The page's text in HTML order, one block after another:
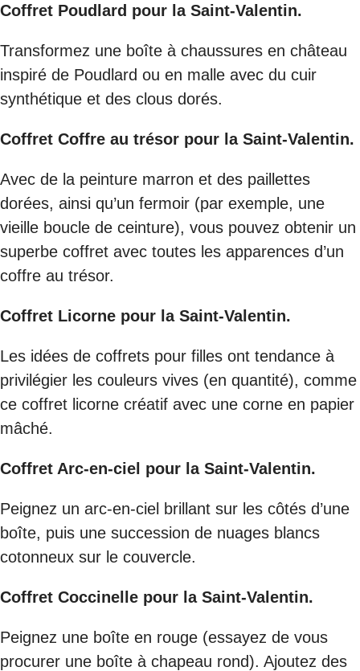
Coffret Poudlard pour la Saint-Valentin.
Transformez une boîte à chaussures en château
inspiré de Poudlard ou en malle avec du cuir
synthétique et des clous dorés.
Coffret Coffre au trésor pour la Saint-Valentin.
Avec de la peinture marron et des paillettes
dorées, ainsi qu’un fermoir (par exemple, une
vieille boucle de ceinture), vous pouvez obtenir un
superbe coffret avec toutes les apparences d’un
coffre au trésor.
Coffret Licorne pour la Saint-Valentin.
Les idées de coffrets pour filles ont tendance à
privilégier les couleurs vives (en quantité), comme
ce coffret licorne créatif avec une corne en papier
mâché.
Coffret Arc-en-ciel pour la Saint-Valentin.
Peignez un arc-en-ciel brillant sur les côtés d’une
boîte, puis une succession de nuages blancs
cotonneux sur le couvercle.
Coffret Coccinelle pour la Saint-Valentin.
Peignez une boîte en rouge (essayez de vous
procurer une boîte à chapeau rond). Ajoutez des